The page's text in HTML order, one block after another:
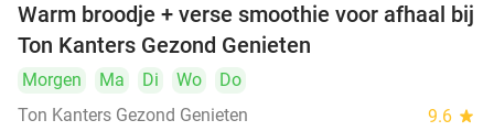
43%
Warm broodje + verse smoothie voor afhaal bij
Ton Kanters Gezond Genieten
Morgen Ma Di Wo
Do
Ton Kanters Gezond Genieten
9.6 star